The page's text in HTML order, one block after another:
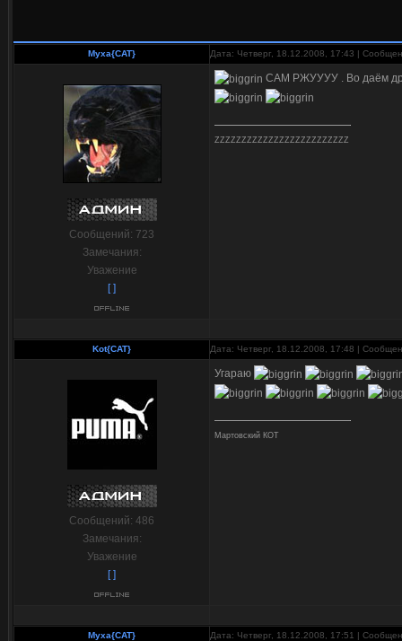
Myxa{CAT} Дата: Четверг, 18.12.2008, 17:43 |
Сообщений: 723
Замечания:
Уважение
[ ]
САМ РЖУУУУ . Во даём
ZZZZZZZZZZZZZZZZZZZZZZZZZ
Kot{CAT} Дата: Четверг, 18.12.2008, 17:48 |
Сообщений: 486
Замечания:
Уважение
[ ]
Угараю
Мартовский КОТ
Myxa{CAT} Дата: Четверг, 18.12.2008, 17:51 |